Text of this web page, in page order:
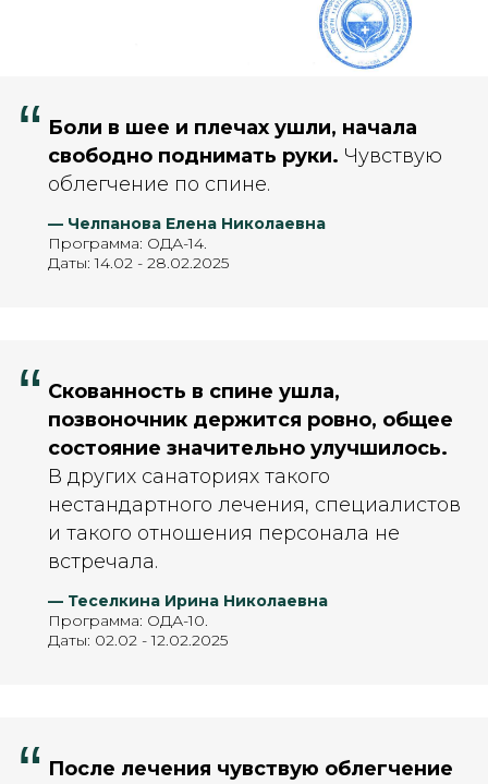
“ Боли в шее и плечах ушли, начала
свободно поднимать руки. Чувствую
облегчение по спине.
— Челпанова Елена Николаевна
Программа: ОДА-14.
Даты: 14.02 - 28.02.2025
“ Скованность в спине ушла,
позвоночник держится ровно, общее
состояние значительно улучшилось.
В других санаториях такого
нестандартного лечения, специалистов
и такого отношения персонала не
встречала.
— Теселкина Ирина Николаевна
Программа: ОДА-10.
Даты: 02.02 - 12.02.2025
После лечения чувствую облегчение